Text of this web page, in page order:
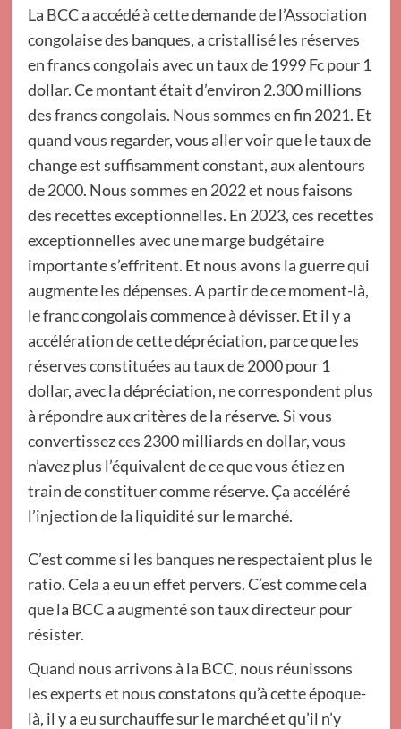
La BCC a accédé à cette demande de l’Association
congolaise des banques, a cristallisé les réserves
en francs congolais avec un taux de 1999 Fc pour 1
dollar. Ce montant était d’environ 2.300 millions
des francs congolais. Nous sommes en fin 2021. Et
quand vous regarder, vous aller voir que le taux de
change est suffisamment constant, aux alentours
de 2000. Nous sommes en 2022 et nous faisons
des recettes exceptionnelles. En 2023, ces recettes
exceptionnelles avec une marge budgétaire
importante s’effritent. Et nous avons la guerre qui
augmente les dépenses. A partir de ce moment-là,
le franc congolais commence à dévisser. Et il y a
accélération de cette dépréciation, parce que les
réserves constituées au taux de 2000 pour 1
dollar, avec la dépréciation, ne correspondent plus
à répondre aux critères de la réserve. Si vous
convertissez ces 2300 milliards en dollar, vous
n’avez plus l’équivalent de ce que vous étiez en
train de constituer comme réserve. Ça accéléré
l’injection de la liquidité sur le marché.
C’est comme si les banques ne respectaient plus le
ratio. Cela a eu un effet pervers. C’est comme cela
que la BCC a augmenté son taux directeur pour
résister.
Quand nous arrivons à la BCC, nous réunissons
les experts et nous constatons qu’à cette époque-
là, il y a eu surchauffe sur le marché et qu’il n’y